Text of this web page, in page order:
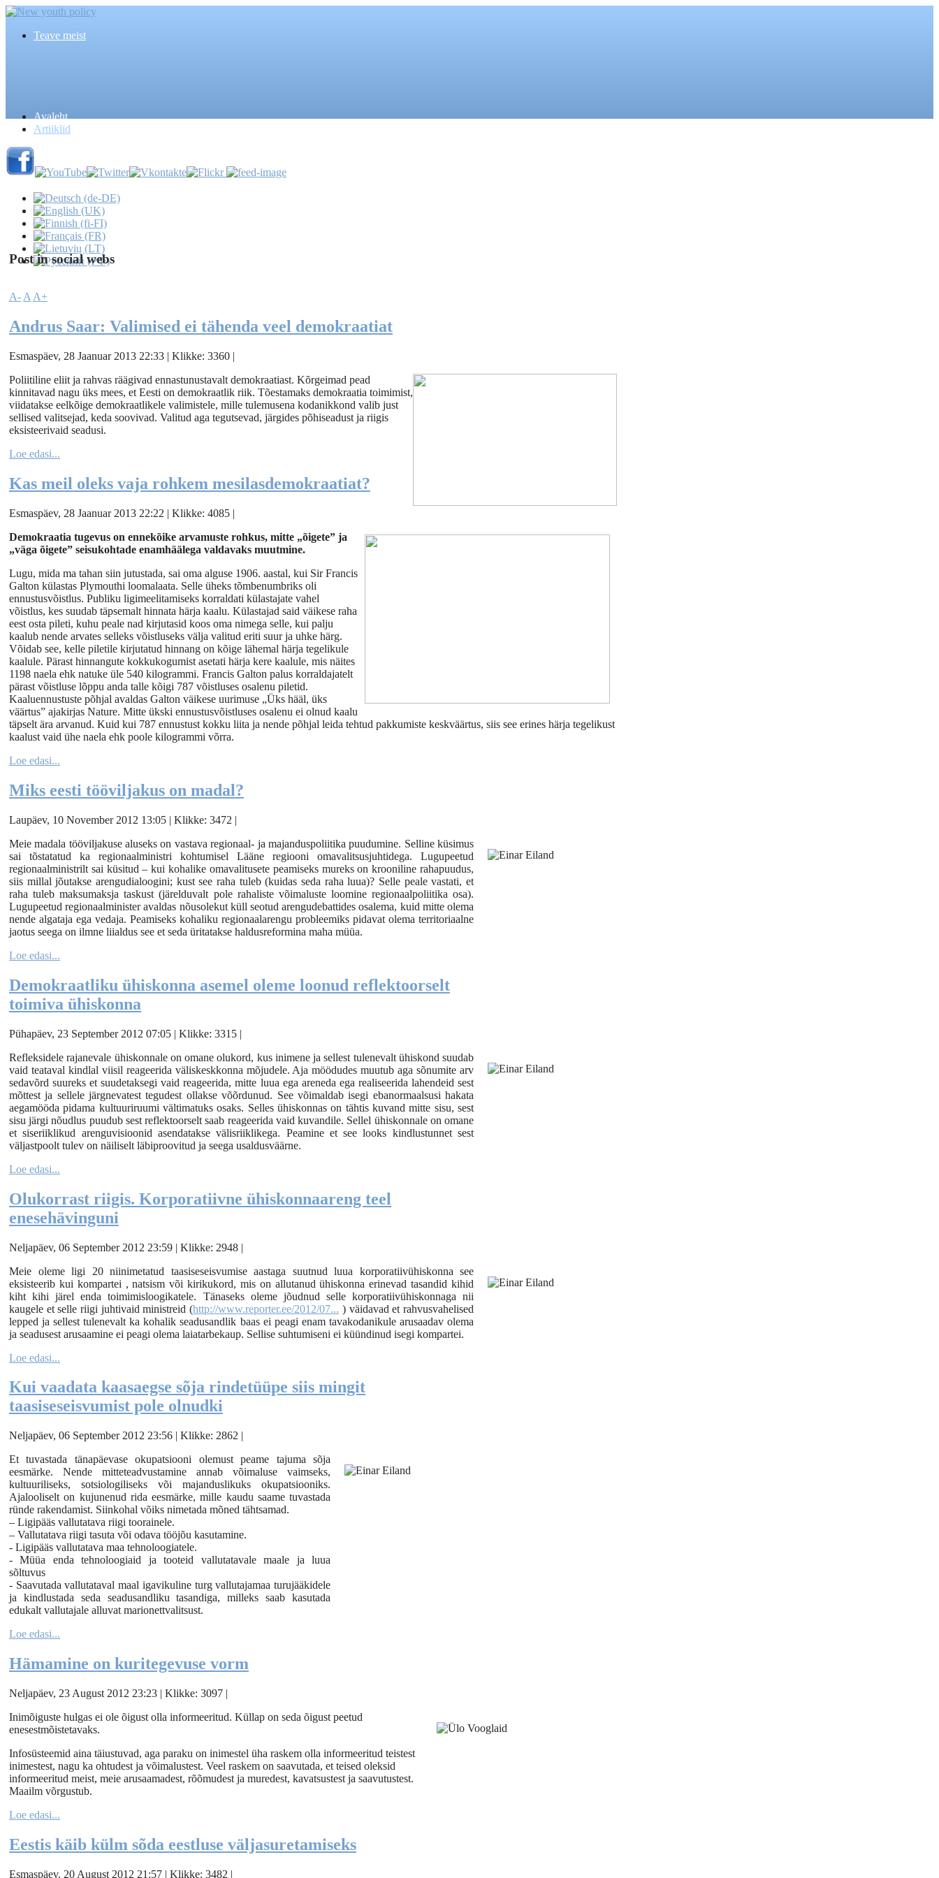
Teave meist
Avaleht
Artiiklid
Post in social webs
A-AA+
Andrus Saar: Valimised ei tähenda veel demokraatiat
Esmaspäev, 28 Jaanuar 2013 22:33 | Klikke: 3360 |
Poliitiline eliit ja rahvas räägivad ennastunustavalt demokraatiast. Kõrgeimad pead
kinnitavad nagu üks mees, et Eesti on demokraatlik riik. Tõestamaks demokraatia toimimist,
viidatakse eelkõige demokraatlikele valimistele, mille tulemusena kodanikkond valib just
sellised valitsejad, keda soovivad. Valitud aga tegutsevad, järgides põhiseadust ja riigis
eksisteerivaid seadusi.
Loe edasi...
Kas meil oleks vaja rohkem mesilasdemokraatiat?
Esmaspäev, 28 Jaanuar 2013 22:22 | Klikke: 4085 |
Demokraatia tugevus on ennekõike arvamuste rohkus, mitte „õigete” ja
„väga õigete” seisukohtade enamhäälega valdavaks muutmine.
Lugu, mida ma tahan siin jutustada, sai oma alguse 1906. aastal, kui Sir Francis
Galton külastas Plymouthi loomalaata. Selle üheks tõmbenumbriks oli
ennustusvõistlus. Publiku ligimeelitamiseks korraldati külastajate vahel
võistlus, kes suudab täpsemalt hinnata härja kaalu. Külastajad said väikese raha
eest osta pileti, kuhu peale nad kirjutasid koos oma nimega selle, kui palju
kaalub nende arvates selleks võistluseks välja valitud eriti suur ja uhke härg.
Võidab see, kelle piletile kirjutatud hinnang on kõige lähemal härja tegelikule
kaalule. Pärast hinnangute kokkukogumist asetati härja kere kaalule, mis näites
1198 naela ehk natuke üle 540 kilogrammi. Francis Galton palus korraldajatelt
pärast võistluse lõppu anda talle kõigi 787 võistluses osalenu piletid.
Kaaluennustuste põhjal avaldas Galton väikese uurimuse „Üks hääl, üks
väärtus” ajakirjas Nature. Mitte ükski ennustusvõistluses osalenu ei olnud kaalu
täpselt ära arvanud. Kuid kui 787 ennustust kokku liita ja nende põhjal leida tehtud pakkumiste keskväärtus, siis see erines härja tegelikust
kaalust vaid ühe naela ehk poole kilogrammi võrra.
Loe edasi...
Miks eesti tööviljakus on madal?
Laupäev, 10 November 2012 13:05 | Klikke: 3472 |
Meie madala tööviljakuse aluseks on vastava regionaal- ja majanduspoliitika puudumine. Selline küsimus
sai tõstatatud ka regionaalministri kohtumisel Lääne regiooni omavalitsusjuhtidega. Lugupeetud
regionaalministrilt sai küsitud – kui kohalike omavalitusete peamiseks mureks on krooniline rahapuudus,
siis millal jõutakse arengudialoogini; kust see raha tuleb (kuidas seda raha luua)? Selle peale vastati, et
raha tuleb maksumaksja taskust (järelduvalt pole rahaliste võimaluste loomine regionaalpoliitika osa).
Lugupeetud regionaalminister avaldas nõusolekut küll seotud arengudebattides osalema, kuid mitte olema
nende algataja ega vedaja. Peamiseks kohaliku regionaalarengu probleemiks pidavat olema territoriaalne
jaotus seega on ilmne liialdus see et seda üritatakse haldusreformina maha müüa.
Loe edasi...
Demokraatliku ühiskonna asemel oleme loonud reflektoorselt
toimiva ühiskonna
Pühapäev, 23 September 2012 07:05 | Klikke: 3315 |
Refleksidele rajanevale ühiskonnale on omane olukord, kus inimene ja sellest tulenevalt ühiskond suudab
vaid teataval kindlal viisil reageerida väliskeskkonna mõjudele. Aja möödudes muutub aga sõnumite arv
sedavõrd suureks et suudetaksegi vaid reageerida, mitte luua ega areneda ega realiseerida lahendeid sest
mõttest ja sellele järgnevatest tegudest ollakse võõrdunud. See võimaldab isegi ebanormaalsusi hakata
aegamööda pidama kultuuriruumi vältimatuks osaks. Selles ühiskonnas on tähtis kuvand mitte sisu, sest
sisu järgi nõudlus puudub sest reflektoorselt saab reageerida vaid kuvandile. Sellel ühiskonnale on omane
et siseriiklikud arenguvisioonid asendatakse välisriiklikega. Peamine et see looks kindlustunnet sest
väljastpoolt tulev on näiliselt läbiproovitud ja seega usaldusväärne.
Loe edasi...
Olukorrast riigis. Korporatiivne ühiskonnaareng teel
enesehävinguni
Neljapäev, 06 September 2012 23:59 | Klikke: 2948 |
Meie oleme ligi 20 niinimetatud taasiseseisvumise aastaga suutnud luua korporatiivühiskonna see
eksisteerib kui kompartei , natsism või kirikukord, mis on allutanud ühiskonna erinevad tasandid kihid
kiht kihi järel enda toimimisloogikatele. Tänaseks oleme jõudnud selle korporatiivühiskonnaga nii
kaugele et selle riigi juhtivaid ministreid (http://www.reporter.ee/2012/07... ) väidavad et rahvusvahelised
lepped ja sellest tulenevalt ka kohalik seadusandlik baas ei peagi enam tavakodanikule arusaadav olema
ja seadusest arusaamine ei peagi olema laiatarbekaup. Sellise suhtumiseni ei küündinud isegi kompartei.
Loe edasi...
Kui vaadata kaasaegse sõja rindetüüpe siis mingit
taasiseseisvumist pole olnudki
Neljapäev, 06 September 2012 23:56 | Klikke: 2862 |
Et tuvastada tänapäevase okupatsiooni olemust peame tajuma sõja
eesmärke. Nende mitteteadvustamine annab võimaluse vaimseks,
kultuuriliseks, sotsiologiliseks või majanduslikuks okupatsiooniks.
Ajalooliselt on kujunenud rida eesmärke, mille kaudu saame tuvastada
ründe rakendamist. Siinkohal võiks nimetada mõned tähtsamad.
– Ligipääs vallutatava riigi toorainele.
– Vallutatava riigi tasuta või odava tööjõu kasutamine.
- Ligipääs vallutatava maa tehnoloogiatele.
- Müüa enda tehnoloogiaid ja tooteid vallutatavale maale ja luua
sõltuvus
- Saavutada vallutataval maal igavikuline turg vallutajamaa turujääkidele
ja kindlustada seda seadusandliku tasandiga, milleks saab kasutada
edukalt vallutajale alluvat marionettvalitsust.
Loe edasi...
Hämamine on kuritegevuse vorm
Neljapäev, 23 August 2012 23:23 | Klikke: 3097 |
Inimõiguste hulgas ei ole õigust olla informeeritud. Küllap on seda õigust peetud
enesestmõistetavaks.
Infosüsteemid aina täiustuvad, aga paraku on inimestel üha raskem olla informeeritud teistest
inimestest, nagu ka ohtudest ja võimalustest. Veel raskem on saavutada, et teised oleksid
informeeritud meist, meie arusaamadest, rõõmudest ja muredest, kavatsustest ja saavutustest.
Maailm võrgustub.
Loe edasi...
Eestis käib külm sõda eestluse väljasuretamiseks
Esmaspäev, 20 August 2012 21:57 | Klikke: 3482 |